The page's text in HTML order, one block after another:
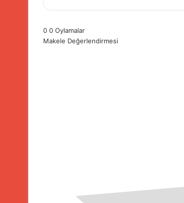
0 0 Oylamalar
Makele Değerlendirmesi